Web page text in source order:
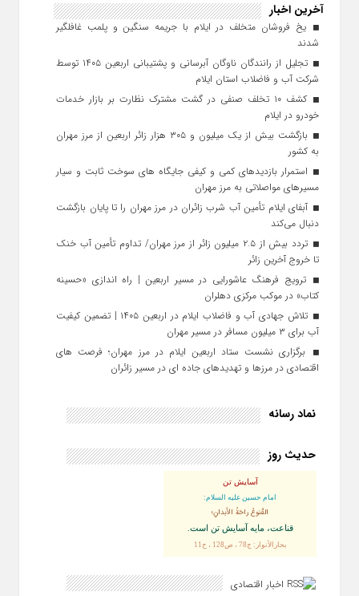
آخرین اخبار
یخ‌ فروشان متخلف در ایلام با جریمه سنگین و پلمب غافلگیر
شدند
تجلیل از رانندگان ناوگان آبرسانی و پشتیبانی اربعین ۱۴۰۵ توسط
شرکت آب و فاضلاب استان ایلام
کشف ۱۰ تخلف صنفی در گشت مشترک نظارت بر بازار خدمات
خودرو در ایلام
بازگشت بیش از یک میلیون و ۳۰۵ هزار زائر اربعین از مرز مهران
به کشور
استمرار بازدیدهای کمی و کیفی جایگاه‌ های سوخت ثابت و سیار
مسیرهای مواصلاتی به مرز مهران
آبفای ایلام تأمین آب شرب زائران در مرز مهران را تا پایان بازگشت
دنبال می‌کند
تردد بیش از ۲.۵ میلیون زائر از مرز مهران/ تداوم تأمین آب خنک
تا خروج آخرین زائر
ترویج فرهنگ عاشورایی در مسیر اربعین | راه‌ اندازی «حسینه
کتاب» در موکب مرکزی دهلران
تلاش جهادی آب و فاضلاب ایلام در اربعین ۱۴۰۵ | تضمین کیفیت
آب برای ۳ میلیون مسافر در مسیر مهران
برگزاری نشست ستاد اربعین ایلام در مرز مهران؛ فرصت‌ های
اقتصادی در مرزها و تهدیدهای جاده‌ ای در مسیر زائران
نماد رسانه
حدیث روز
آسایش تن
امام حسین علیه السلام:
القُنوعُ راحَةُ الأبدانِ؛
قناعت، مايه آسايش تن است.
بحارالأنوار: ج78 ، ص128 ، ح11
اخبار اقتصادی